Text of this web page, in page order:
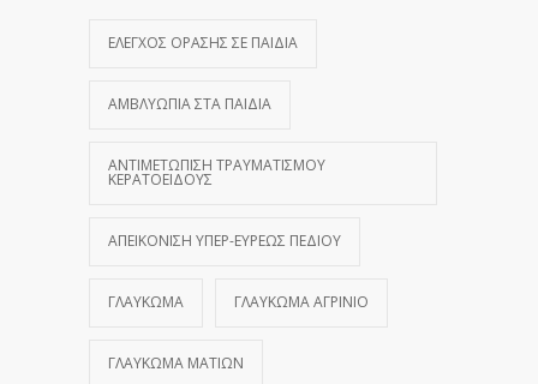
ΈΛΕΓΧΟΣ ΌΡΑΣΗΣ ΣΕ ΠΑΙΔΙΆ
ΑΜΒΛΥΩΠΊΑ ΣΤΑ ΠΑΙΔΙΆ
ΑΝΤΙΜΕΤΏΠΙΣΗ ΤΡΑΥΜΑΤΙΣΜΟΎ
ΚΕΡΑΤΟΕΙΔΟΎΣ
ΑΠΕΙΚΌΝΙΣΗ ΥΠΕΡ-ΕΥΡΈΩΣ ΠΕΔΊΟΥ
ΓΛΑΎΚΩΜΑ ΓΛΑΎΚΩΜΑ ΑΓΡΊΝΙΟ
ΓΛΑΎΚΩΜΑ ΜΑΤΙΏΝ